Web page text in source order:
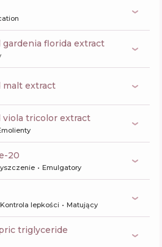
gardenia florida extract
malt extract
viola tricolor extract
20
Emulgatory
Kontrola lepkości Matujący
triglyceride